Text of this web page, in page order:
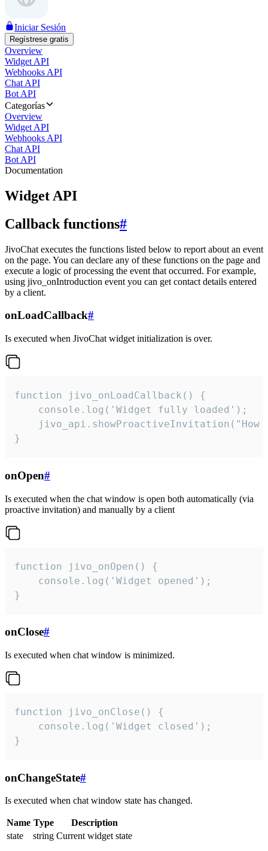
Iniciar Sesión
Regístrese gratis
Overview
Widget API
Webhooks API
Chat API
Bot API
Categorías
Overview
Widget API
Webhooks API
Chat API
Bot API
Documentation
Widget API
Callback functions#
JivoChat executes the functions listed below to report about an event
on the page. You can declare any of these functions on the page and
execute a logic of processing the event that occurred. For example,
using jivo_onIntroduction event you can get contact details entered
by a client.
onLoadCallback#
Is executed when JivoChat widget initialization is over.
function jivo_onLoadCallback() {
    console.log('Widget fully loaded');
jivo_api.showProactiveInvitation("How
}
onOpen#
Is executed when the chat window is open both automatically (via
proactive invitation) and manually by a client
function jivo_onOpen() {
    console.log('Widget opened');
}
onClose#
Is executed when chat window is minimized.
function jivo_onClose() {
    console.log('Widget closed');
}
onChangeState#
Is executed when chat window state has changed.
Name Type
Description
state
string Current widget state